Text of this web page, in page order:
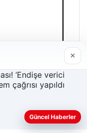
anlayabilmek,
×
Güncel Haberler